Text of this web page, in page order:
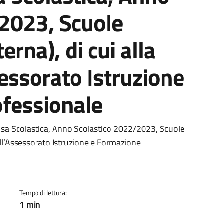
Scuole
di cui alla
Istruzione
Scolastica, Anno Scolastico 2022/2023, Scuole
Istruzione e Formazione
Tempo di lettura:
1 min